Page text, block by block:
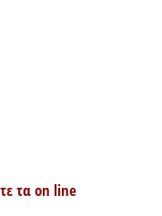
τα on line